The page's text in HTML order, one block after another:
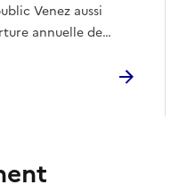
Venez aussi
annuelle de